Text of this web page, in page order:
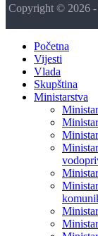
Copyright © 2026 -
Početna
Vijesti
Vlada
Skupština
Ministarstva